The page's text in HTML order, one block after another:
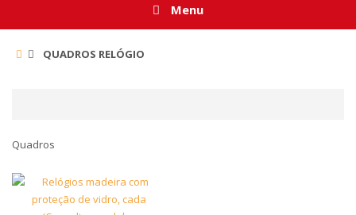
Menu
QUADROS RELÓGIO
Quadros